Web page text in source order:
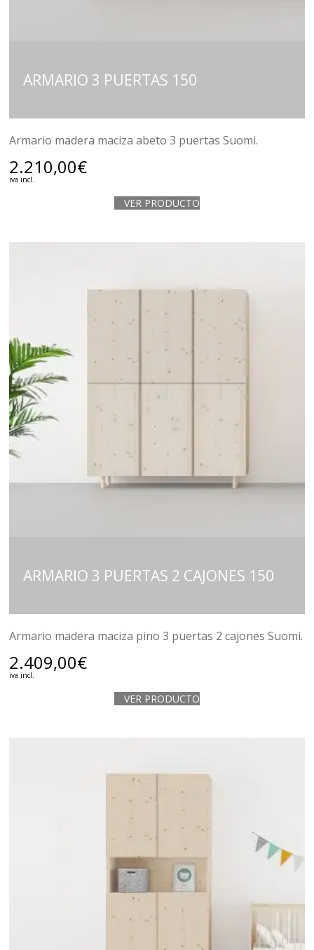
ARMARIO 3 PUERTAS 150
Armario madera maciza abeto 3 puertas Suomi.
2.210,00€
iva incl.
VER PRODUCTO
ARMARIO 3 PUERTAS 2 CAJONES 150
Armario madera maciza pino 3 puertas 2 cajones Suomi.
2.409,00€
iva incl.
VER PRODUCTO